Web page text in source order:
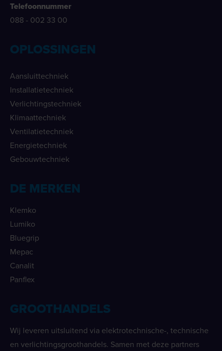
Telefoonnummer
088 - 002 33 00
OPLOSSINGEN
Aansluittechniek
Installatietechniek
Verlichtingstechniek
Klimaattechniek
Ventilatietechniek
Energietechniek
Gebouwtechniek
DE MERKEN
Klemko
Lumiko
Bluegrip
Mepac
Canalit
Panflex
GROOTHANDELS
Wij leveren uitsluitend via elektrotechnische-, technische
en verlichtingsgroothandels. Samen met deze partners